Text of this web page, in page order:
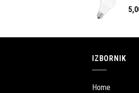
IZBORNIK
Home